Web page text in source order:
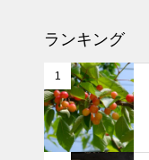
ランキング
1